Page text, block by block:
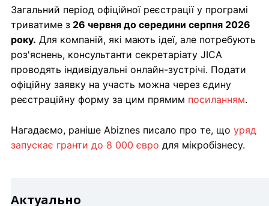
Загальний період офіційної реєстрації у програмі
триватиме з 26 червня до середини серпня 2026
року. Для компаній, які мають ідеї, але потребують
роз'яснень, консультанти секретаріату JICA
проводять індивідуальні онлайн-зустрічі. Подати
офіційну заявку на участь можна через єдину
реєстраційну форму за цим прямим посиланням.
Нагадаємо, раніше Abiznes писало про те, що уряд
запускає гранти до 8 000 євро для мікробізнесу.
Актуально